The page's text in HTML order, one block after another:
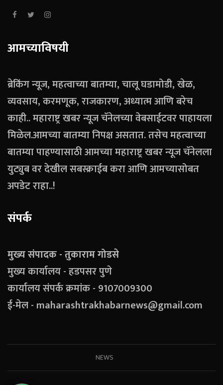
आमच्याविषयी
ब्रेकिंग न्यूज, महत्वाच्या बातम्या, चालू घडामोडी, खेळ,
व्यवसाय, करमणूक, राजकारण, अध्यात्म आणि बरेच
काही.. महाराष्ट्र खबर न्यूज चॅनेलच्या वेबसाईटवर पाहायला
मिळेल.आमच्या बातम्या निपक्ष असतात. तसेच महत्वाच्या
बातम्या पाहण्यासाठी आमच्या महाराष्ट्र खबर न्यूज चॅनेलला
युट्युब वर देखील सबस्क्राईब करा आणि आमच्यासोबत
अपडेट राहा..!
संपर्क
मुख्य संपादक - तुकाराम गोडसे
मुख्य कार्यालय - हडपसर पुणे
कार्यालय संपर्क क्रमांक - 9107009300
ई-मेल - maharashtrakhabarnews@gmail.com
NEWS